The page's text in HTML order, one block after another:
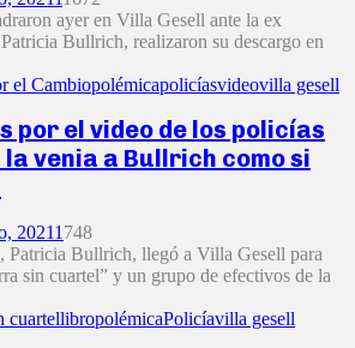
ayer en Villa Gesell ante la ex
Bullrich, realizaron su descargo en
el Cambiopolémicapolicíasvideovilla gesell
por el video de los policías
venia a Bullrich como si
20211 748
Patricia Bullrich, llegó a Villa Gesell para
sin cuartel” y un grupo de efectivos de la
cuartellibropolémicaPolicíavilla gesell